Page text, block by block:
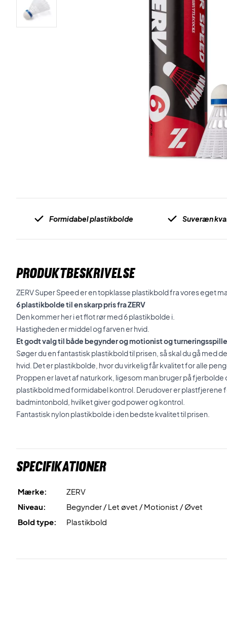
Formidabel plastikbolde Suveræn
PRODUKTBESKRIVELSE
ZERV Super Speed er en topklasse plastikbold fra vores eget
6 plastikbolde til en skarp pris fra ZERV
Den kommer her i et flot rør med 6 plastikbolde i.
Hastigheden er middel og farven er hvid.
Et godt valg til både begynder og motionist og
Søger du en fantastisk plastikbold til prisen, så skal du gå med
hvid. Det er plastikbolde, hvor du virkelig får kvalitet for alle
Proppen er lavet af naturkork, ligesom man bruger på
plastikbold med formidabel kontrol. Derudover er plastfjerene
badmintonbold, hvilket giver god power og kontrol.
Fantastisk nylon plastikbolde i den bedste kvalitet til prisen.
Specifikationer
Mærke:
ZERV
Niveau:
Begynder / Let øvet / Motionist / Øvet
Bold type:
Plastikbold